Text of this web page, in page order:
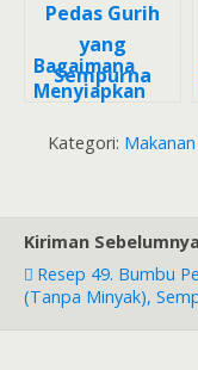
Bagaimana
Menyiapkan
Pedas Gurih
Kategori: Makanan
Kiriman Sebelumnya
Resep 49. Bumbu
(tanpa Minyak),